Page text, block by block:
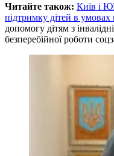
Читайте також: Київ і
підтримку дітей в умовах
допомогу дітям з
безперебійної роботи